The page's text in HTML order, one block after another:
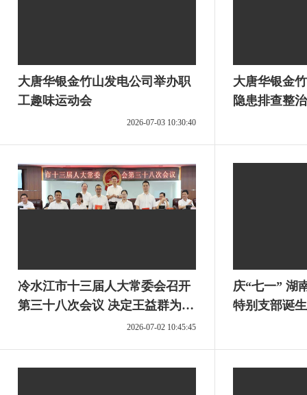
大唐华银金竹山发电公司举办职
工趣味运动会
2026-07-03 10:30:40
大唐华银金
隐患排查整
冷水江市十三届人大常委会召开
第三十八次会议 决定王益群为代
2026-07-02 10:45:45
庆“七一” 湖南省第一个工矿企业
特别支部诞